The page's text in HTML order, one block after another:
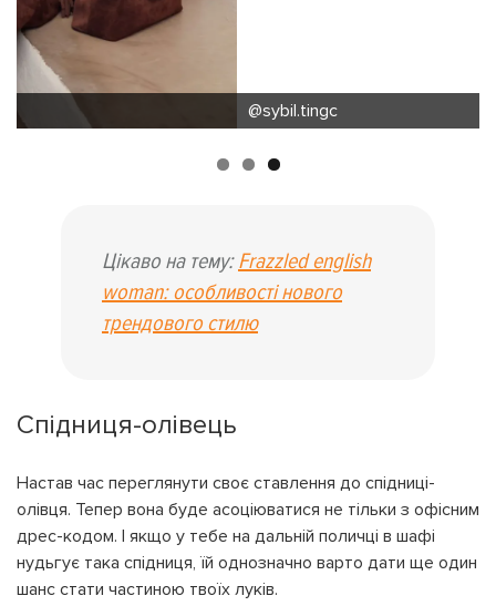
@sybil.tingc
Цікаво на тему: Frazzled english
woman: особливості нового
трендового стилю
Спідниця-олівець
Настав час переглянути своє ставлення до спідниці-
олівця. Тепер вона буде асоціюватися не тільки з офісним
дрес-кодом. І якщо у тебе на дальній поличці в шафі
нудьгує така спідниця, їй однозначно варто дати ще один
шанс стати частиною твоїх луків.